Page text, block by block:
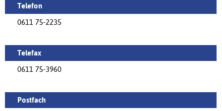
Telefon
0611 75-2235
Telefax
0611 75-3960
Postfach